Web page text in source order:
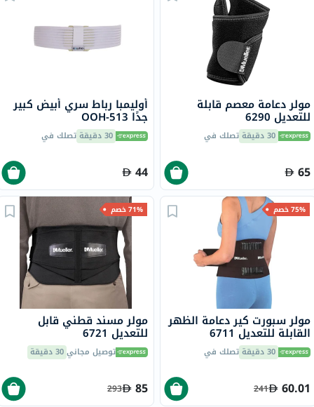
مولر دعامة معصم قابلة
للتعديل 6290
30 دقيقة تصلك في
65
أوليمبا رباط سري أبيض كبير
جدًا OOH-513
30 دقيقة تصلك في
44
75% خصم
مولر سبورت كير دعامة الظهر
القابلة للتعديل 6711
30 دقيقة تصلك في
60.01
241
71% خصم
مولر مسند قطني قابل
للتعديل 6721
توصيل مجاني30 دقيقة
85
293